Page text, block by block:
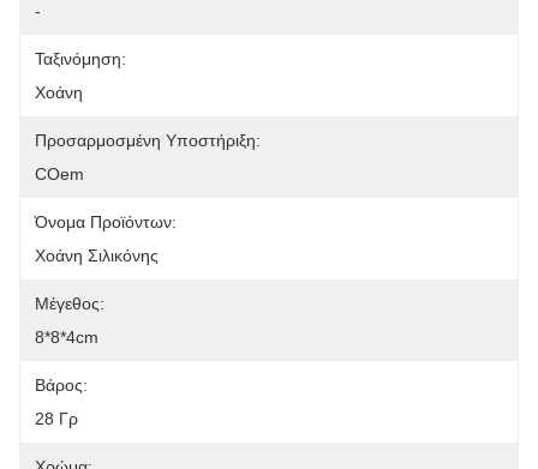
-
Ταξινόμηση:
Χοάνη
Προσαρμοσμένη Υποστήριξη:
COem
Όνομα Προϊόντων:
Χοάνη Σιλικόνης
Μέγεθος:
8*8*4cm
Βάρος:
28 Γρ